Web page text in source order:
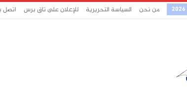
من نحن السياسة التحريرية للإعلان على تاق برس اتصل